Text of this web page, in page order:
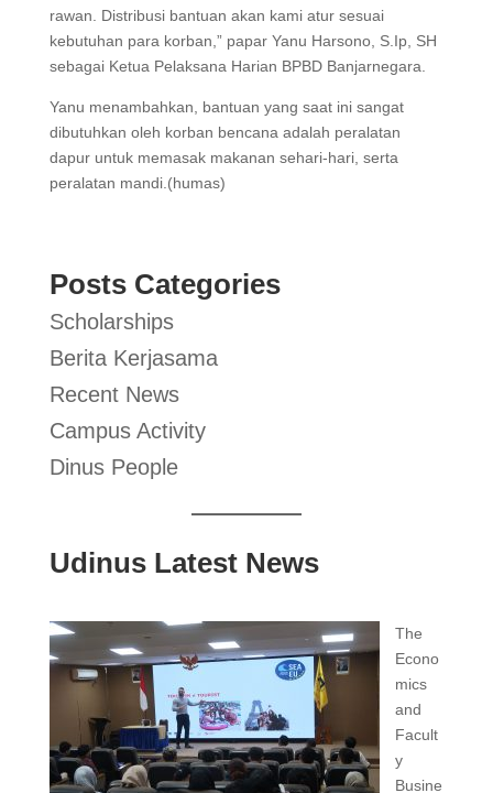
rawan. Distribusi bantuan akan kami atur sesuai
kebutuhan para korban,” papar Yanu Harsono, S.Ip, SH
sebagai Ketua Pelaksana Harian BPBD Banjarnegara.
Yanu menambahkan, bantuan yang saat ini sangat
dibutuhkan oleh korban bencana adalah peralatan
dapur untuk memasak makanan sehari-hari, serta
peralatan mandi.(humas)
Posts Categories
Scholarships
Berita Kerjasama
Recent News
Campus Activity
Dinus People
Udinus Latest News
The
Econo
mics
and
Facult
y
Busine